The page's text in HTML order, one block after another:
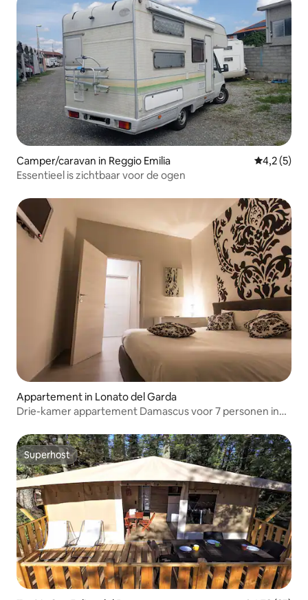
Camper/caravan in Reggio Emilia
4,2 (5)
Essentieel is zichtbaar voor de ogen
Appartement in Lonato del Garda
Drie-kamer appartement Damascus voor 7 personen in
Superhost
Superhost